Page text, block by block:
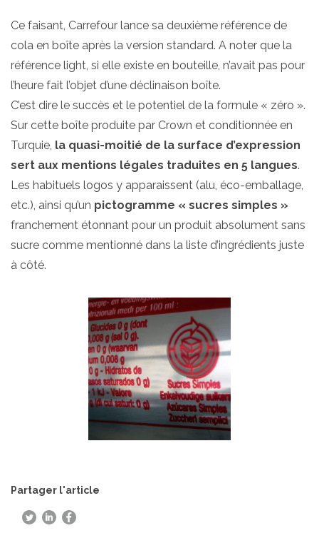
Ce faisant, Carrefour lance sa deuxième référence de
cola en boîte après la version standard. A noter que la
référence light, si elle existe en bouteille, n’avait pas pour
l’heure fait l’objet d’une déclinaison boîte.
C’est dire le succès et le potentiel de la formule « zéro ».
Sur cette boîte produite par Crown et conditionnée en
Turquie, la quasi-moitié de la surface d’expression
sert aux mentions légales traduites en 5 langues.
Les habituels logos y apparaissent (alu, éco-emballage,
etc.), ainsi qu’un pictogramme « sucres simples »
franchement étonnant pour un produit absolument sans
sucre comme mentionné dans la liste d’ingrédients juste
à côté.
Partager l'article